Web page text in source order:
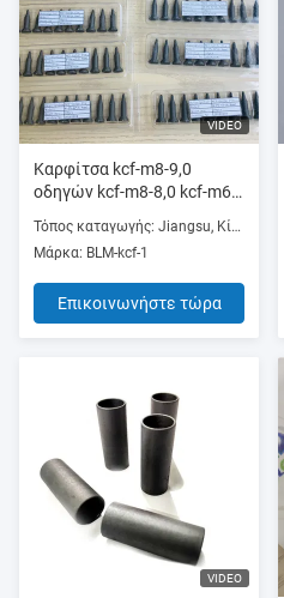
VIDEO
Καρφίτσα kcf-m8-9,0
οδηγών kcf-m8-8,0 kcf-m6-
6,9 kcf-m6-6,5 kcf-m6-6,8
Τόπος καταγωγής: Jiangsu, Κίνα (ηπειρωτική χώρα)
Μάρκα: BLM-kcf-1
Επικοινωνήστε τώρα
VIDEO